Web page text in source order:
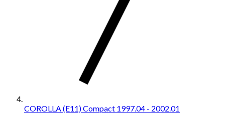
COROLLA (E11) Compact 1997.04 - 2002.01